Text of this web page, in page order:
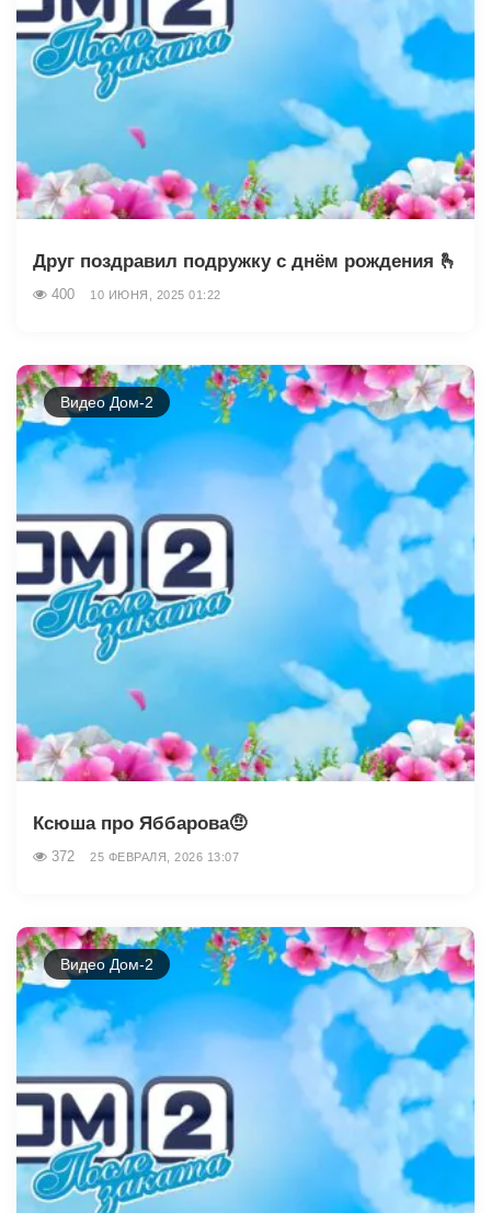
Друг поздравил подружку с днём рождения 🫰
400 10 ИЮНЯ, 2025 01:22
Видео Дом-2
Ксюша про Яббарова🤨
372 25 ФЕВРАЛЯ, 2026 13:07
Видео Дом-2